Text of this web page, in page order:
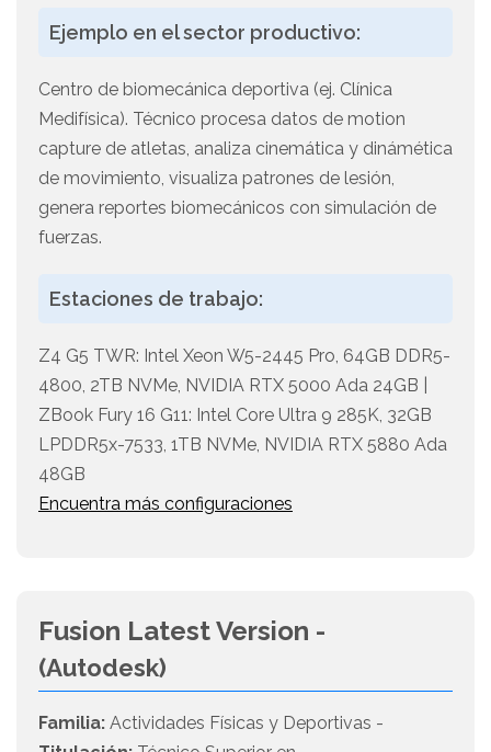
Ejemplo en el sector productivo:
Centro de biomecánica deportiva (ej. Clínica
Medifísica). Técnico procesa datos de motion
capture de atletas, analiza cinemática y dinámética
de movimiento, visualiza patrones de lesión,
genera reportes biomecánicos con simulación de
fuerzas.
Estaciones de trabajo:
Z4 G5 TWR: Intel Xeon W5-2445 Pro, 64GB DDR5-
4800, 2TB NVMe, NVIDIA RTX 5000 Ada 24GB |
ZBook Fury 16 G11: Intel Core Ultra 9 285K, 32GB
LPDDR5x-7533, 1TB NVMe, NVIDIA RTX 5880 Ada
48GB
Encuentra más configuraciones
Fusion Latest Version -
(Autodesk)
Familia: Actividades Físicas y Deportivas -